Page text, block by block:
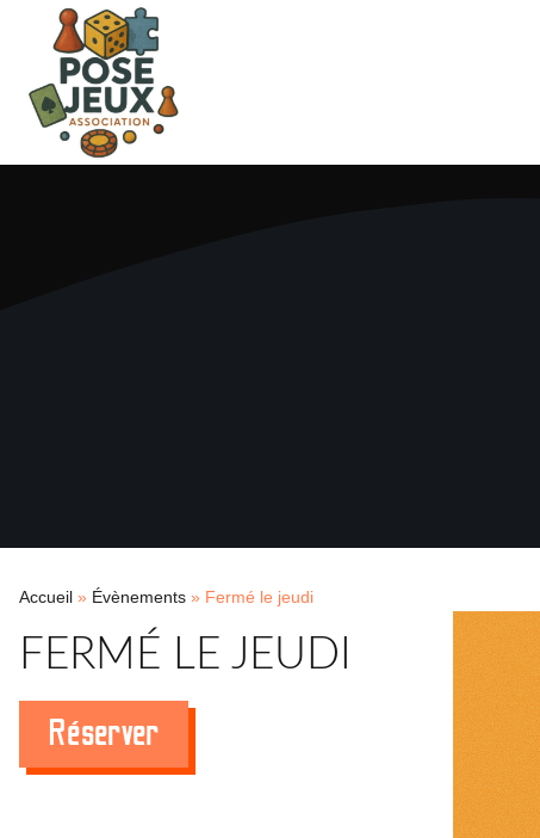
Accueil » Évènements » Fermé le jeudi
FERMÉ LE JEUDI
Réserver